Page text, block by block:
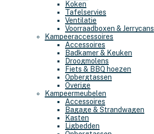
Koken
Tafelservies
Ventilatie
Voorraadboxen & Jerrycans
Kampeeraccessoires
Accessoires
Badkamer & Keuken
Droogmolens
Fiets & BBQ hoezen
Opbergtassen
Overige
Kampeermeubelen
Accessoires
Bagage & Strandwagen
Kasten
Ligbedden